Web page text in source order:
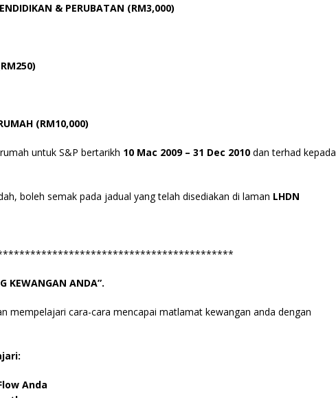
& PERUBATAN (RM3,000)
(RM10,000)
untuk S&P bertarikh 10 Mac 2009 – 31 Dec 2010 dan terhad kepada
boleh semak pada jadual yang telah disediakan di laman LHDN
KEWANGAN ANDA”.
mempelajari cara-cara mencapai matlamat kewangan anda dengan
Anda